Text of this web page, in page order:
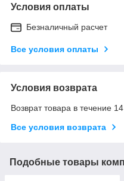
Условия оплаты
Безналичный расчет
Все условия оплаты
Условия возврата
Возврат товара в течение
Все условия возврата
Подобные товары